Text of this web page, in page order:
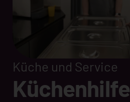
Küche und Service
Küchenhilfe